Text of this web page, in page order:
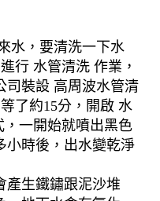
水，要清洗一下水
行 水管清洗 作業，
司裝設 高周波水管清
了約15分，開啟 水
一開始就噴出黑色
小時後，出水變乾淨
產生鐵鏽跟泥沙堆